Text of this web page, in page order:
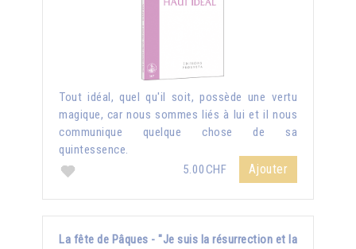
Tout idéal, quel qu'il soit, possède une vertu
magique, car nous sommes liés à lui et il nous
communique quelque chose de sa
quintessence.
5.00CHF
Ajouter
La fête de Pâques - "Je suis la résurrection et la